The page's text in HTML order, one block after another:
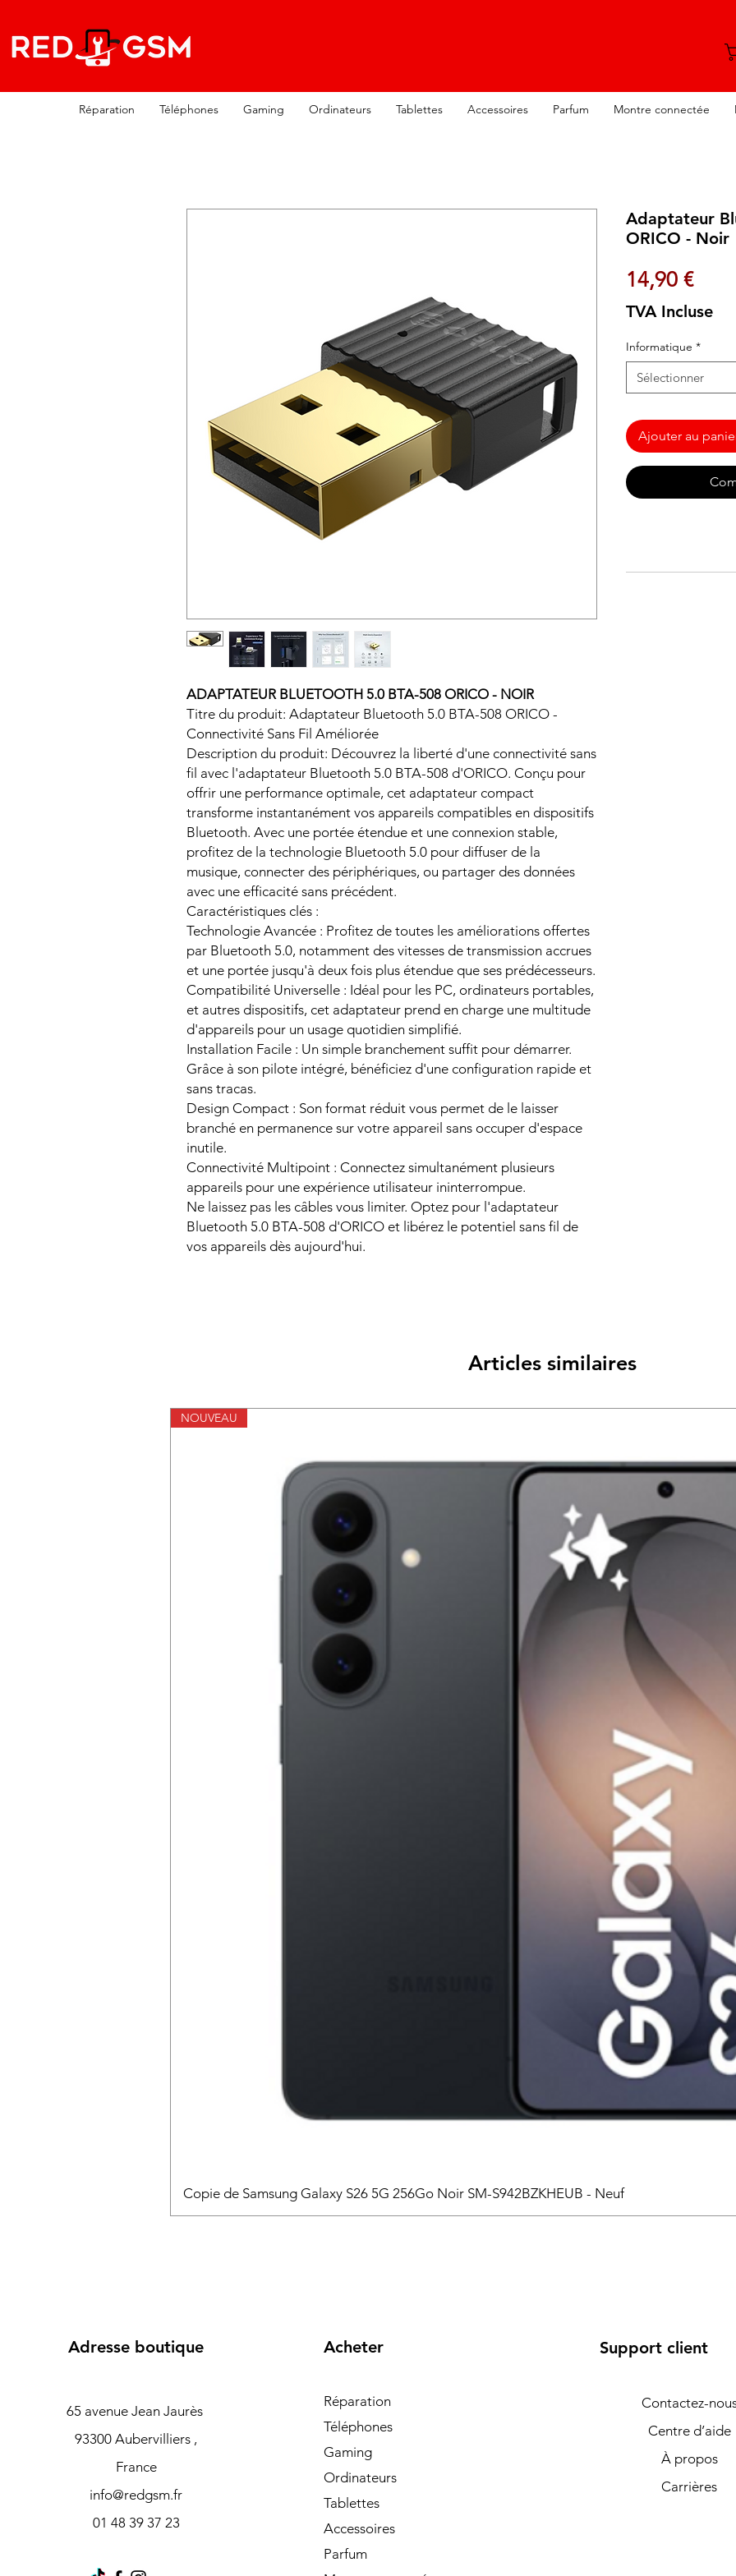
Réparation Téléphones Gaming Ordinateurs Tablettes Accessoires Parfum Montre connectée
ADAPTATEUR BLUETOOTH 5.0 BTA-508 ORICO - NOIR
Titre du produit: Adaptateur Bluetooth 5.0 BTA-508 ORICO -
Connectivité Sans Fil Améliorée
Description du produit: Découvrez la liberté d'une connectivité sans
fil avec l'adaptateur Bluetooth 5.0 BTA-508 d'ORICO. Conçu pour
offrir une performance optimale, cet adaptateur compact
transforme instantanément vos appareils compatibles en dispositifs
Bluetooth. Avec une portée étendue et une connexion stable,
profitez de la technologie Bluetooth 5.0 pour diffuser de la
musique, connecter des périphériques, ou partager des données
avec une efficacité sans précédent.
Caractéristiques clés :
Technologie Avancée : Profitez de toutes les améliorations offertes
par Bluetooth 5.0, notamment des vitesses de transmission accrues
et une portée jusqu'à deux fois plus étendue que ses prédécesseurs.
Compatibilité Universelle : Idéal pour les PC, ordinateurs portables,
et autres dispositifs, cet adaptateur prend en charge une multitude
d'appareils pour un usage quotidien simplifié.
Installation Facile : Un simple branchement suffit pour démarrer.
Grâce à son pilote intégré, bénéficiez d'une configuration rapide et
sans tracas.
Design Compact : Son format réduit vous permet de le laisser
branché en permanence sur votre appareil sans occuper d'espace
inutile.
Connectivité Multipoint : Connectez simultanément plusieurs
appareils pour une expérience utilisateur ininterrompue.
Ne laissez pas les câbles vous limiter. Optez pour l'adaptateur
Bluetooth 5.0 BTA-508 d'ORICO et libérez le potentiel sans fil de
vos appareils dès aujourd'hui.
Adaptateur
ORICO - Noir
14,90 €Prix
TVA Incluse
Informatique *
Sélectionner
Ajouter au
Articles similaires
NOUVEAU
Copie de Samsung Galaxy S26 5G 256Go Noir SM-S942BZKHEUB - Neuf
Adresse boutique
65 avenue Jean Jaurès
93300 Aubervilliers ,
France
info@redgsm.fr
01 48 39 37 23
Acheter
Réparation
Téléphones
Gaming
Ordinateurs
Tablettes
Accessoires
Parfum
Support client
Contactez-
Centre d’aide
À propos
Carrières